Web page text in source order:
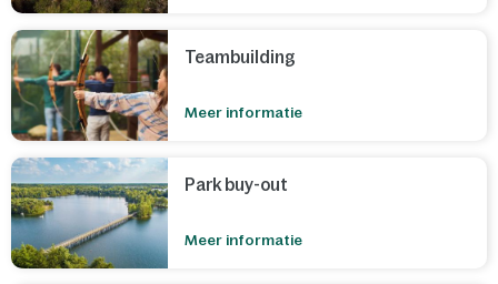
Teambuilding
Meer informatie
Park buy-out
Meer informatie